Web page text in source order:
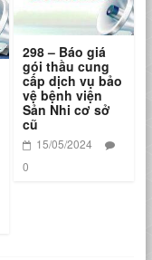
298 – Báo giá
gói thầu cung
cấp dịch vụ bảo
vệ bệnh viện
Sản Nhi cơ sở
cũ
15/05/2024
0